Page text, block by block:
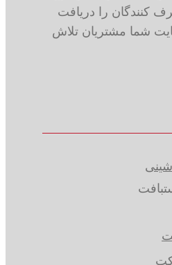
کنندگان را دریافت
شما مشتریان تلاش